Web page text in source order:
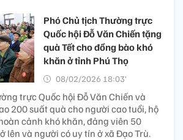
Phó Chủ tịch Thường trực
Quốc hội Đỗ Văn Chiến tặng
quà Tết cho đồng bào khó
khăn ở tỉnh Phú Thọ
08/02/2026 18:03’
trực Quốc hội Đỗ Văn Chiến và
200 suất quà cho người cao tuổi, hộ
cảnh khó khăn, đảng viên 50
lên và người có uy tín ở xã Đạo Trù.